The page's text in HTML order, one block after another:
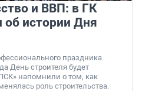
и ВВП: в ГК
об истории Дня
праздника
День строителя будет
напомнили о том, как
роль строительства.